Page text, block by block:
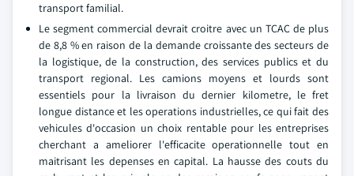
transport familial.
Le segment commercial devrait croitre avec un TCAC de plus
de 8,8 % en raison de la demande croissante des secteurs de
la logistique, de la construction, des services publics et du
transport regional. Les camions moyens et lourds sont
essentiels pour la livraison du dernier kilometre, le fret
longue distance et les operations industrielles, ce qui fait des
vehicules d'occasion un choix rentable pour les entreprises
cherchant a ameliorer l'efficacite operationnelle tout en
maitrisant les depenses en capital. La hausse des couts du